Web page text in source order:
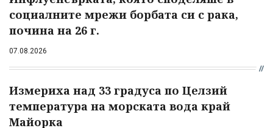
социалните мрежи борбата си с рака,
почина на 26 г.
07.08.2026
Измериха над 33 градуса по Целзий
температура на морската вода край
Майорка